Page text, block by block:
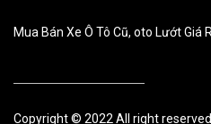
Mua Bán Xe Ô Tô Cũ, oto Lướt Giá
Copyright © 2022 All right